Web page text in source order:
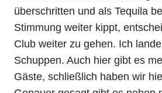
überschritten und als Tequila
Stimmung weiter kippt,
Club weiter zu gehen. Ich
Schuppen. Auch hier gibt es
Gäste, schließlich haben wir